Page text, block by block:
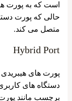
است که به پورت
متصل می کند.
Hybrid Port
پورت های